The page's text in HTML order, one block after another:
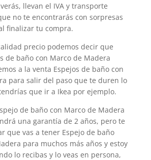
llevan el IVA y transporte
no te encontrarás con sorpresas
finalizar tu compra.
precio podemos decir que
de baño con Marco de Madera
a la venta Espejos de baño con
para salir del paso que te duren lo
que ir a Ikea por ejemplo.
de baño con Marco de Madera
una garantía de 2 años, pero te
que vas a tener Espejo de baño
para muchos más años y estoy
lo recibas y lo veas en persona,